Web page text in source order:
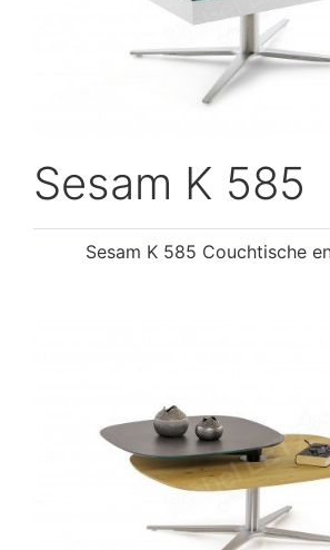
Sesam K 585
Sesam K 585 Couchtische